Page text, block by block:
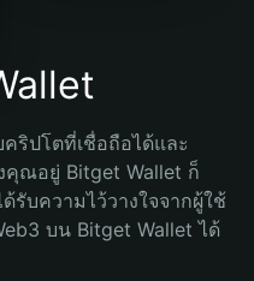
ริปโตที่เชื่อถือได้และ
คุณอยู่ Bitget Wallet ก็
บความไว้วางใจจากผู้ใช้
บน Bitget Wallet ได้